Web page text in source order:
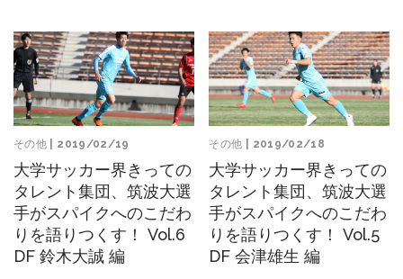
その他 | 2019/02/19
大学サッカー界きっての
タレント集団、筑波大選
手がスパイクへのこだわ
りを語りつくす！ Vol.6
DF 鈴木大誠 編
その他 | 2019/02/18
大学サッカー界きっての
タレント集団、筑波大選
手がスパイクへのこだわ
りを語りつくす！ Vol.5
DF 会津雄生 編